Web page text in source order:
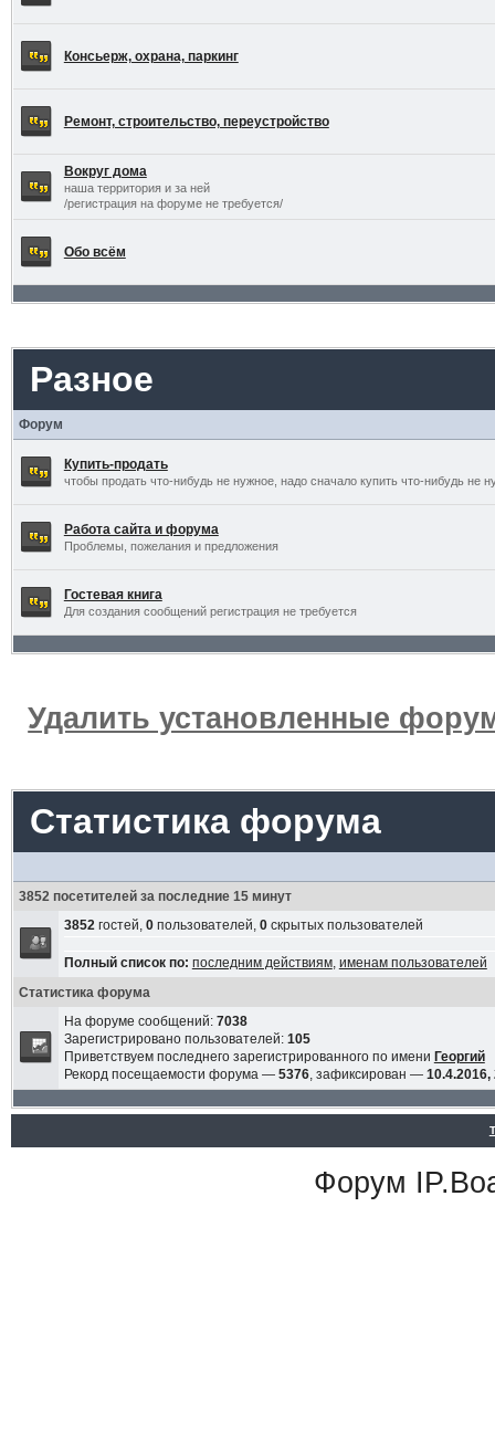
Консьерж, охрана, паркинг
Ремонт, строительство, переустройство
Вокруг дома
наша территория и за ней
/регистрация на форуме не требуется/
Обо всём
Разное
Форум
Купить-продать
чтобы продать что-нибудь не нужное, надо сначало купить что-нибудь не
Работа сайта и форума
Проблемы, пожелания и предложения
Гостевая книга
Для создания сообщений регистрация не требуется
Удалить установленные
Статистика форума
3852 посетителей за последние 15 минут
3852гостей, 0пользователей, 0скрытых пользователей
Полный список по: последним действиям, именам пользователей
Статистика форума
На форуме сообщений: 7038
Зарегистрировано пользователей: 105
Приветствуем последнего зарегистрированного по имени Георгий
Рекорд посещаемости форума — 5376, зафиксирован — 10.4.2016,
Форум